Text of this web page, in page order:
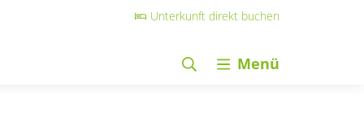
Unterkunft direkt buchen
Menü